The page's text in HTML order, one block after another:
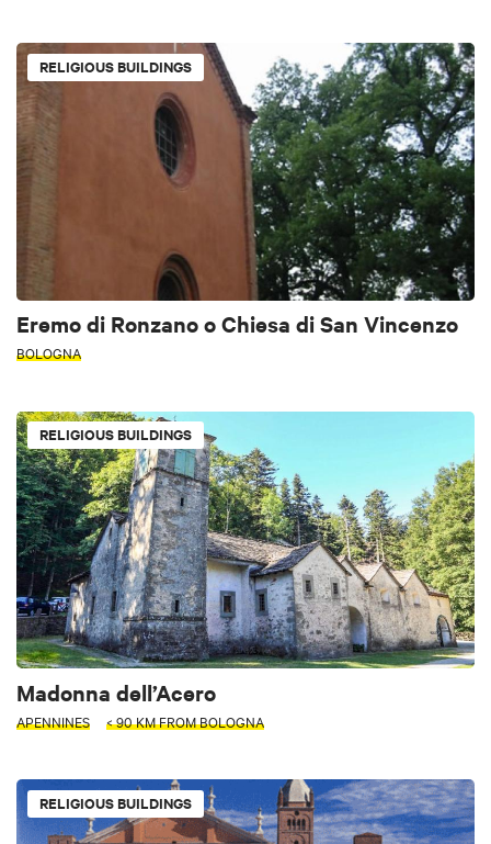
RELIGIOUS BUILDINGS
Eremo di Ronzano o Chiesa di San Vincenzo
BOLOGNA
RELIGIOUS BUILDINGS
Madonna dell’Acero
APENNINES < 90 KM FROM BOLOGNA
RELIGIOUS BUILDINGS